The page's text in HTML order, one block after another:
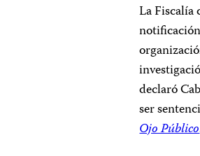
La Fiscalía
declaró
ser
Ojo Público